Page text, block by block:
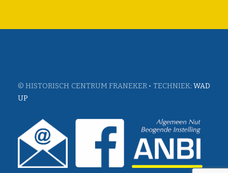
© HISTORISCH CENTRUM FRANEKER • TECHNIEK: WAD
UP